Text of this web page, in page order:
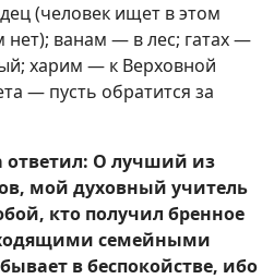
(человек ищет в этом
нет); ванам — в лес; гатах —
харим — к Верховной
— пусть обратится за
О лучший из
мой духовный учитель
кто получил бренное
семейными
в беспокойстве, ибо